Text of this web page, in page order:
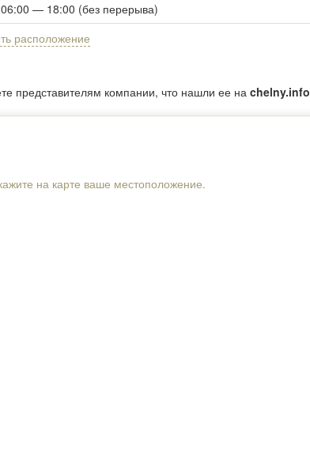
— 18:00 (без перерыва)
расположение
представителям компании, что нашли ее на chelny.info
на карте ваше местоположение.